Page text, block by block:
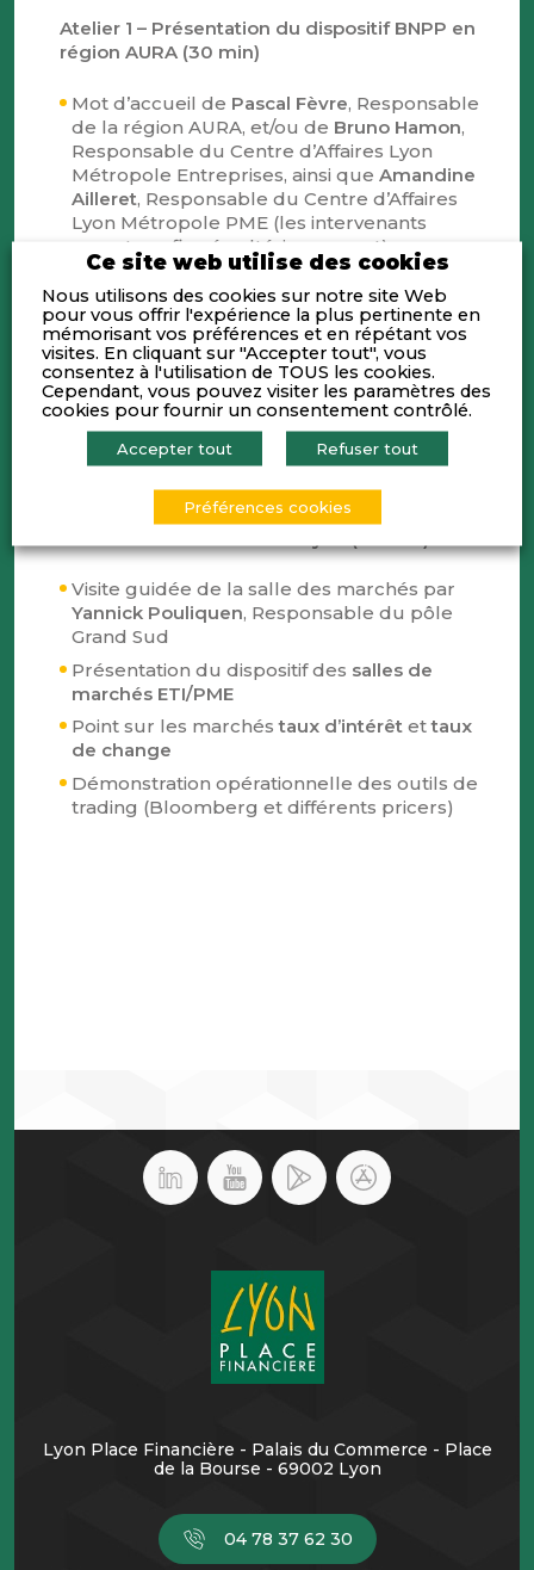
Atelier 1 – Présentation du dispositif BNPP en
région AURA (30 min)
Mot d’accueil de Pascal Fèvre, Responsable
de la région AURA, et/ou de Bruno Hamon,
Responsable du Centre d’Affaires Lyon
Métropole Entreprises, ainsi que Amandine
Ailleret, Responsable du Centre d’Affaires
Lyon Métropole PME (les intervenants
seront confirmés ultérieurement)
AURA et notamment sur le lancement du
nouveau centre d’affaires PMEen 2026
Panorama des métiers spécialisés implantés
à Lyon : M&A, Financements structurés, BNP
Paribas Développement, Trade, Cash
Management, Arval, BNP Paribas Leasing
Solution, etc.
Atelier 2 – Visite et démonstration de la salle
Visite guidée de la salle des marchés par
Yannick Pouliquen, Responsable du pôle
Grand Sud
Présentation du dispositif des salles de
marchés ETI/PME
Point sur les marchéstaux d’intérêtettaux
de change
Démonstration opérationnelle des outils de
trading (Bloomberg et différents pricers)
Lyon Place Financière - Palais du Commerce - Place
de la Bourse - 69002 Lyon
04 78 37 62 30
Ce site web utilise des cookies
Nous utilisons des cookies sur notre site Web
pour vous offrir l'expérience la plus pertinente en
mémorisant vos préférences et en répétant vos
visites. En cliquant sur "Accepter tout", vous
consentez à l'utilisation de TOUS les cookies.
Cependant, vous pouvez visiter les paramètres des
cookies pour fournir un consentement contrôlé.
Accepter tout Refuser tout
Préférences cookies